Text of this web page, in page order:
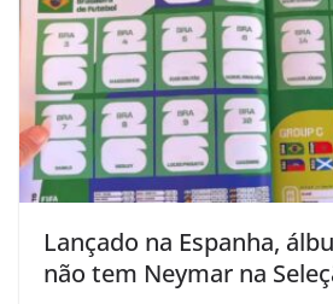
Lançado na Espanha,
não tem Neymar na